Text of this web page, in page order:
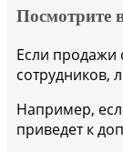
Посмотрите
Если продажи
сотрудников,
Например,
приведет к